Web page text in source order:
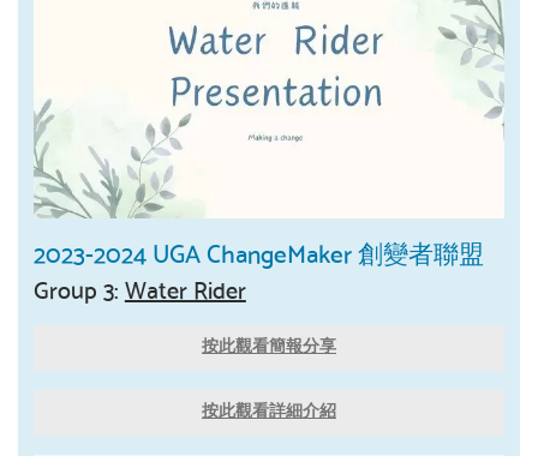
2023-2024 UGA ChangeMaker 創變者聯盟
Group 3:Water Rider
按此觀看簡報分享
按此觀看詳細介紹